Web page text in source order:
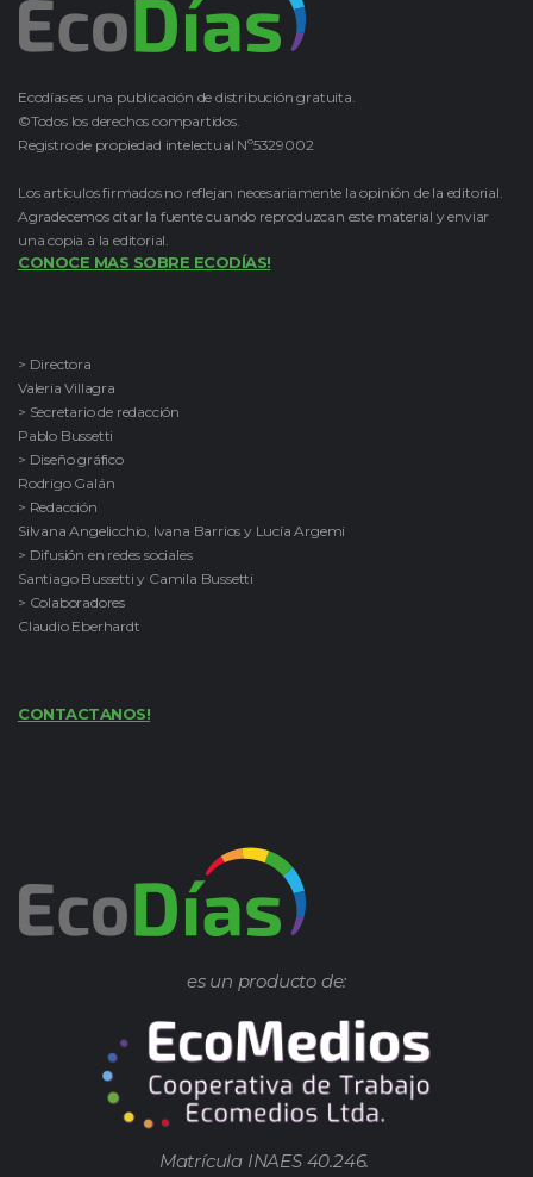
Ecodías es una publicación de distribución gratuita.
©Todos los derechos compartidos.
Registro de propiedad intelectual Nº5329002
Los artículos firmados no reflejan necesariamente la opinión de la editorial.
Agradecemos citar la fuente cuando reproduzcan este material y enviar
una copia a la editorial.
CONOCE MAS SOBRE ECODÍAS!
> Directora
Valeria Villagra
> Secretario de redacción
Pablo Bussetti
> Diseño gráfico
Rodrigo Galán
> Redacción
Silvana Angelicchio, Ivana Barrios y Lucía Argemi
> Difusión en redes sociales
Santiago Bussetti y Camila Bussetti
> Colaboradores
Claudio Eberhardt
CONTACTANOS!
es un producto de:
Matrícula INAES 40.246.